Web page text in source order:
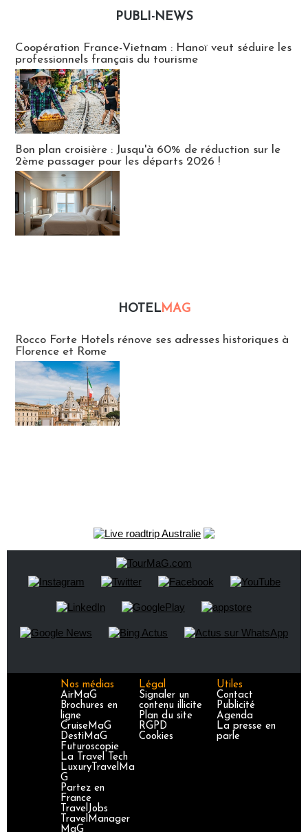
PUBLI-NEWS
Coopération France-Vietnam : Hanoï veut séduire les
professionnels français du tourisme
Bon plan croisière : Jusqu'à 60% de réduction sur le
2ème passager pour les départs 2026 !
HOTELMAG
Rocco Forte Hotels rénove ses adresses historiques à
Florence et Rome
Nos médias
AirMaG
Brochures en
ligne
CruiseMaG
DestiMaG
Futuroscopie
La Travel Tech
LuxuryTravelMa
G
Partez en
France
TravelJobs
TravelManager
MaG
Légal
Signaler un
contenu illicite
Plan du site
RGPD
Cookies
Utiles
Contact
Publicité
Agenda
La presse en
parle